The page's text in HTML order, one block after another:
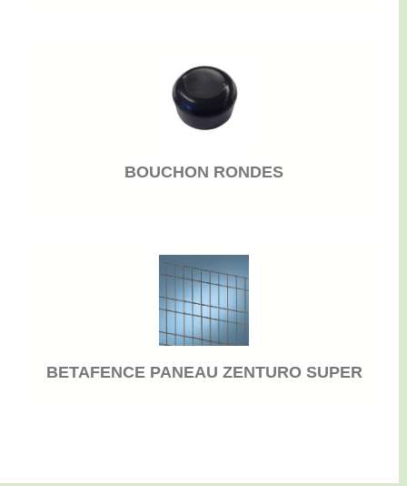
BOUCHON RONDES
BETAFENCE PANEAU ZENTURO SUPER